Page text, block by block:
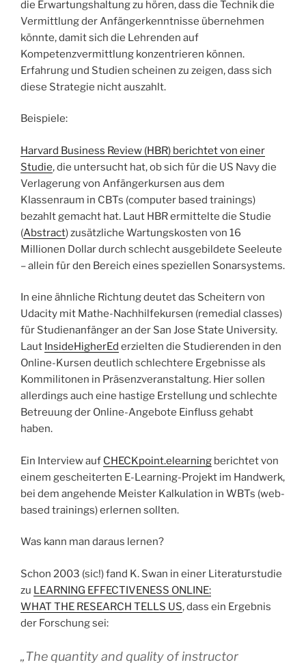
die Erwartungshaltung zu hören, dass die Technik die
Vermittlung der Anfängerkenntnisse übernehmen
könnte, damit sich die Lehrenden auf
Kompetenzvermittlung konzentrieren können.
Erfahrung und Studien scheinen zu zeigen, dass sich
diese Strategie nicht auszahlt.
Beispiele:
Harvard Business Review (HBR) berichtet von einer
Studie, die untersucht hat, ob sich für die US Navy die
Verlagerung von Anfängerkursen aus dem
Klassenraum in CBTs (computer based trainings)
bezahlt gemacht hat. Laut HBR ermittelte die Studie
(Abstract) zusätzliche Wartungskosten von 16
Millionen Dollar durch schlecht ausgebildete Seeleute
– allein für den Bereich eines speziellen Sonarsystems.
In eine ähnliche Richtung deutet das Scheitern von
Udacity mit Mathe-Nachhilfekursen (remedial classes)
für Studienanfänger an der San Jose State University.
Laut InsideHigherEd erzielten die Studierenden in den
Online-Kursen deutlich schlechtere Ergebnisse als
Kommilitonen in Präsenzveranstaltung. Hier sollen
allerdings auch eine hastige Erstellung und schlechte
Betreuung der Online-Angebote Einfluss gehabt
haben.
Ein Interview auf CHECKpoint.elearning berichtet von
einem gescheiterten E-Learning-Projekt im Handwerk,
bei dem angehende Meister Kalkulation in WBTs (web-
based trainings) erlernen sollten.
Was kann man daraus lernen?
Schon 2003 (sic!) fand K. Swan in einer Literaturstudie
zu LEARNING EFFECTIVENESS ONLINE:
WHAT THE RESEARCH TELLS US, dass ein Ergebnis
der Forschung sei:
„The quantity and quality of instructor